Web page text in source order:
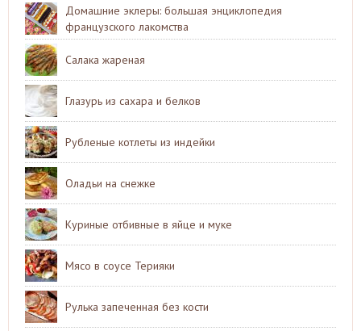
Домашние эклеры: большая энциклопедия
французского лакомства
Салака жареная
Глазурь из сахара и белков
Рубленые котлеты из индейки
Оладьи на снежке
Куриные отбивные в яйце и муке
Мясо в соусе Терияки
Рулька запеченная без кости